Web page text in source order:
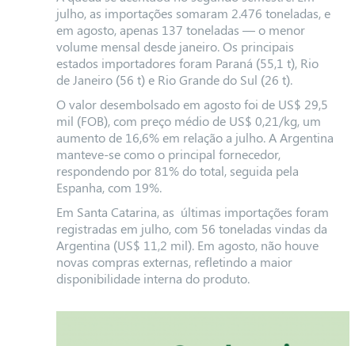
julho, as importações somaram 2.476 toneladas, e
em agosto, apenas 137 toneladas — o menor
volume mensal desde janeiro. Os principais
estados importadores foram Paraná (55,1 t), Rio
de Janeiro (56 t) e Rio Grande do Sul (26 t).
O valor desembolsado em agosto foi de US$ 29,5
mil (FOB), com preço médio de US$ 0,21/kg, um
aumento de 16,6% em relação a julho. A Argentina
manteve-se como o principal fornecedor,
respondendo por 81% do total, seguida pela
Espanha, com 19%.
Em Santa Catarina, as últimas importações foram
registradas em julho, com 56 toneladas vindas da
Argentina (US$ 11,2 mil). Em agosto, não houve
novas compras externas, refletindo a maior
disponibilidade interna do produto.